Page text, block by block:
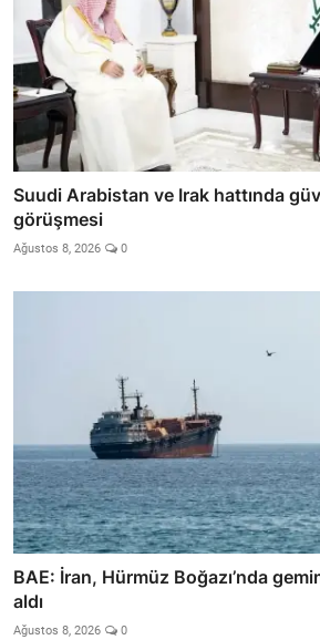
Suudi Arabistan ve Irak hattında
görüşmesi
Ağustos 8, 2026 0
BAE: İran, Hürmüz Boğazı’nda
aldı
Ağustos 8, 2026 0